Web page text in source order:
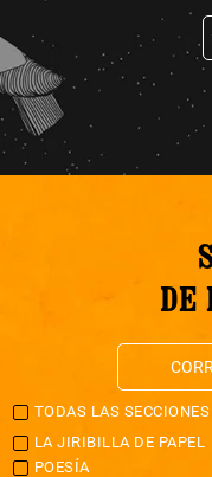
DE
TODAS LAS SECCIONES
LA JIRIBILLA DE PAPEL
POESÍA